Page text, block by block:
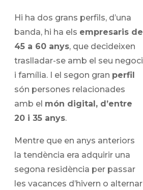
Hi ha dos grans perfils, d’una
banda, hi ha els empresaris de
45 a 60 anys, que decideixen
traslladar-se amb el seu negoci
i família. I el segon gran perfil
són persones relacionades
amb el món digital, d’entre
20 i 35 anys.
Mentre que en anys anteriors
la tendència era adquirir una
segona residència per passar
les vacances d’hivern o alternar